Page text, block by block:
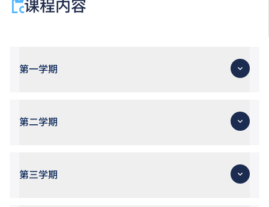
课程内容
第一学期
第二学期
第三学期